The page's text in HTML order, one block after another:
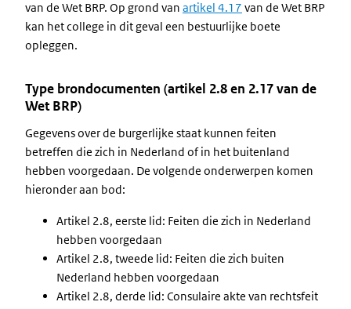
van de Wet BRP. Op grond van artikel 4.17 van de Wet BRP
kan het college in dit geval een bestuurlijke boete
opleggen.
Type brondocumenten (artikel 2.8 en 2.17 van de
Wet BRP)
Gegevens over de burgerlijke staat kunnen feiten
betreffen die zich in Nederland of in het buitenland
hebben voorgedaan. De volgende onderwerpen komen
hieronder aan bod:
Artikel 2.8, eerste lid: Feiten die zich in Nederland
hebben voorgedaan
Artikel 2.8, tweede lid: Feiten die zich buiten
Nederland hebben voorgedaan
Artikel 2.8, derde lid: Consulaire akte van rechtsfeit